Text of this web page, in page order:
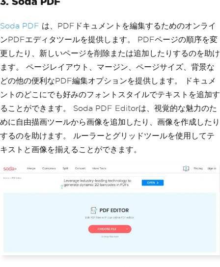
Soda PDF は、PDFドキュメントを編集するためのオンライ
ンPDFエディタツールを提供します。 PDFページの順序を変
更したり、新しいページを削除または追加したりするのを助け
ます。 ページレイアウト、マージン、ページサイズ、背景な
どの他の便利なPDF編集オプションを提供します。 ドキュメ
ントのどこにでも好みのフォントスタイルでテキストを追加す
ることができます。 Soda PDF Editorは、視覚的な魅力のた
めに自由描画ツールから画像を追加したり、画像を作成したり
するのを助けます。 ルーラーとグリッドツールを使用してテ
キストと画像を揃えることができます。